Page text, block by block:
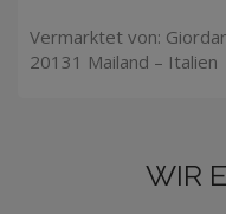
Vermarktet von:
20131 Mailand – Italien
WIR